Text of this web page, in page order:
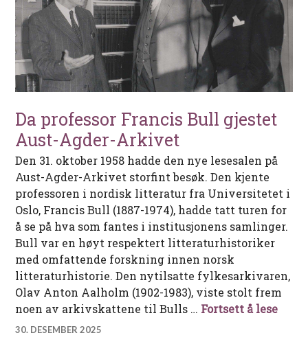
Da professor Francis Bull gjestet
Aust-Agder-Arkivet
Den 31. oktober 1958 hadde den nye lesesalen på
Aust-Agder-Arkivet storfint besøk. Den kjente
professoren i nordisk litteratur fra Universitetet i
Oslo, Francis Bull (1887-1974), hadde tatt turen for
å se på hva som fantes i institusjonens samlinger.
Bull var en høyt respektert litteraturhistoriker
med omfattende forskning innen norsk
litteraturhistorie. Den nytilsatte fylkesarkivaren,
Olav Anton Aalholm (1902-1983), viste stolt frem
noen av arkivskattene til Bulls … Fortsett å leseDa
30. DESEMBER 2025